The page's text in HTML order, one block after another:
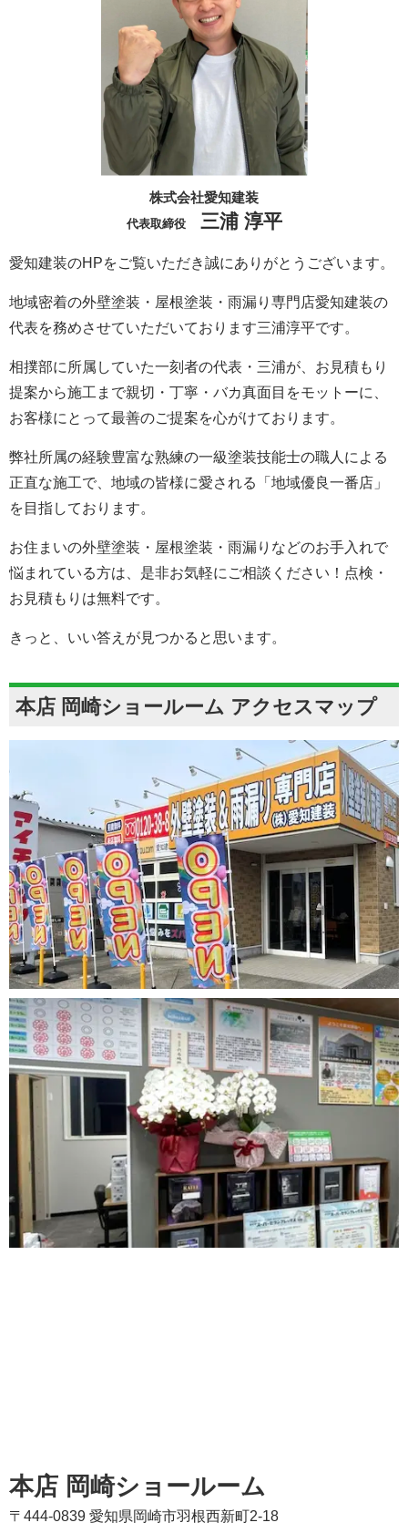
株式会社愛知建装
代表取締役 三浦 淳平
愛知建装のHPをご覧いただき誠にありがとうございます。
地域密着の外壁塗装・屋根塗装・雨漏り専門店愛知建装の
代表を務めさせていただいております三浦淳平です。
相撲部に所属していた一刻者の代表・三浦が、お見積もり
提案から施工まで親切・丁寧・バカ真面目をモットーに、
お客様にとって最善のご提案を心がけております。
弊社所属の経験豊富な熟練の一級塗装技能士の職人による
正直な施工で、地域の皆様に愛される「地域優良一番店」
を目指しております。
お住まいの外壁塗装・屋根塗装・雨漏りなどのお手入れで
悩まれている方は、是非お気軽にご相談ください！点検・
お見積もりは無料です。
きっと、いい答えが見つかると思います。
本店 岡崎ショールーム アクセスマップ
本店 岡崎ショールーム
〒444-0839 愛知県岡崎市羽根西新町2-18